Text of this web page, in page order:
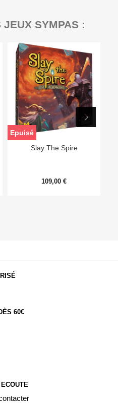
SYMPAS :
Slay The Spire
109,00 €
Epuisé
60€